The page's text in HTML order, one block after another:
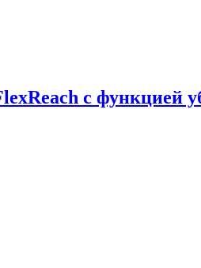
с функцией